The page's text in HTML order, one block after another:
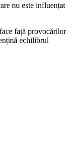
nu este influențat
față provocărilor
echilibrul